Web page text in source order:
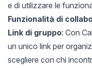
e di utilizzare le
Funzionalità di
Link di gruppo: Con
un unico link per
scegliere con chi